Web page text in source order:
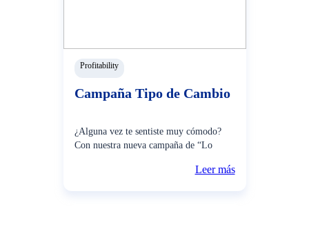
Profitability
Campaña Tipo de Cambio
¿Alguna vez te sentiste muy cómodo?
Con nuestra nueva campaña de “Lo
Cambio logramos transmitir de manera
Leer más